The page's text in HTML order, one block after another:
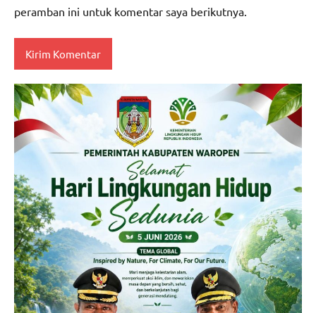
peramban ini untuk komentar saya berikutnya.